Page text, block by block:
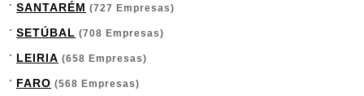
SANTARÉM (727 Empresas)
SETÚBAL (708 Empresas)
LEIRIA (658 Empresas)
FARO (568 Empresas)